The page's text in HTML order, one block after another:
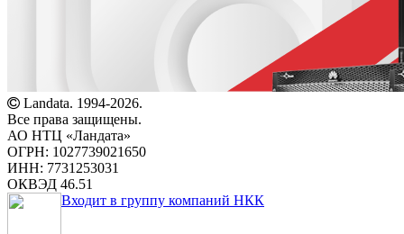
Landata. 1994-2026.
Все права защищены.
АО НТЦ «Ландата»
ОГРН: 1027739021650
ИНН: 7731253031
ОКВЭД 46.51
Входит в группу компаний НКК